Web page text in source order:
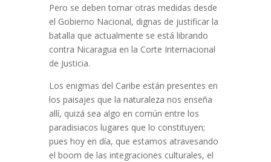
Pero se deben tomar otras medidas desde
el Gobierno Nacional, dignas de justificar la
batalla que actualmente se está librando
contra Nicaragua en la Corte Internacional
de Justicia.
Los enigmas del Caribe están presentes en
los paisajes que la naturaleza nos enseña
allí, quizá sea algo en común entre los
paradisiacos lugares que lo constituyen;
pues hoy en día, que estamos atravesando
el boom de las integraciones culturales, el